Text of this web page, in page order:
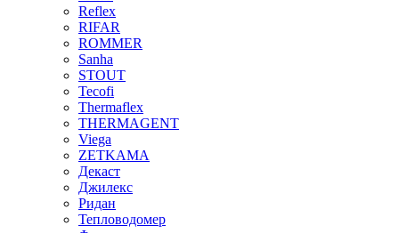
Reflex
RIFAR
ROMMER
Sanha
STOUT
Tecofi
Thermaflex
THERMAGENT
Viega
ZETKAMA
Декаст
Джилекс
Ридан
Тепловодомер